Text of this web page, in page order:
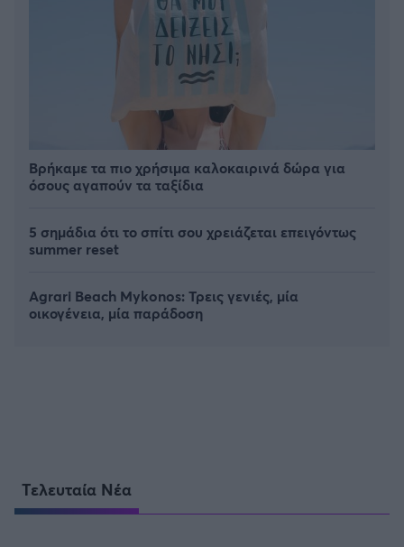
Βρήκαμε τα πιο χρήσιμα καλοκαιρινά δώρα για
όσους αγαπούν τα ταξίδια
5 σημάδια ότι το σπίτι σου χρειάζεται επειγόντως
summer reset
Agrari Beach Mykonos: Τρεις γενιές, μία
οικογένεια, μία παράδοση
Τελευταία Νέα